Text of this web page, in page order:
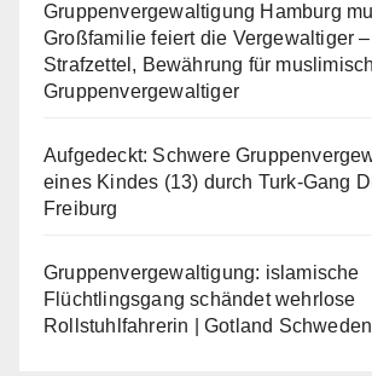
Gruppenvergewaltigung Hamburg
Großfamilie feiert die Vergewaltiger
Strafzettel, Bewährung für
Gruppenvergewaltiger
Aufgedeckt: Schwere
eines Kindes (13) durch Turk-Gang
Freiburg
Gruppenvergewaltigung: islamische
Flüchtlingsgang schändet wehrlose
Rollstuhlfahrerin | Gotland Schweden